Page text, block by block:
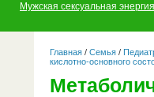
Мужская сексуальная энергия
Главная / Семья /
кислотно-основного